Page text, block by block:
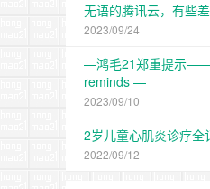
无语的腾讯云，有些
2023/09/24
—鸿毛21郑重提示——
reminds —
2023/09/10
2岁儿童心肌炎诊疗全
2022/09/12